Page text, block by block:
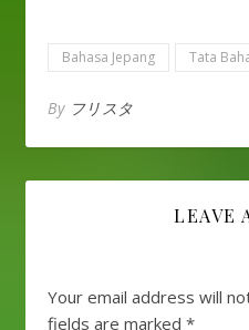
Bahasa Jepang Tata
By フリスタ
LEAVE
Your email address will
fields are marked *